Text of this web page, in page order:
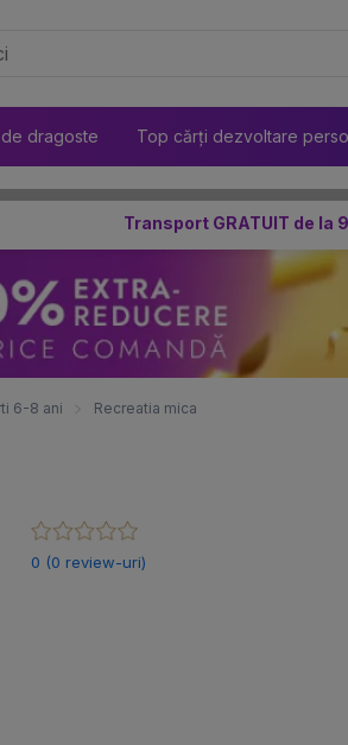
dragoste Top cărți dezvoltare
Transport GRATUIT de la
6-8 ani Recreatia mica
0 (0 review-uri)